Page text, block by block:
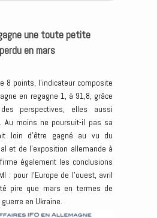
une toute petite
en mars
8 points, l’indicateur composite
en regagne 1, à 91,8, grâce
perspectives, elles aussi
Au moins ne poursuit-il pas sa
loin d’être gagné au vu du
et de l’exposition allemande à
également les conclusions
: pour l’Europe de l’ouest, avril
pire que mars en termes de
en Ukraine.